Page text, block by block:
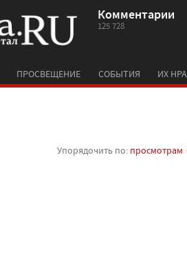
Комментарии
125 728
ПРОСВЕЩЕНИЕ СОБЫТИЯ ИХ
Упорядочить по: просмотрам